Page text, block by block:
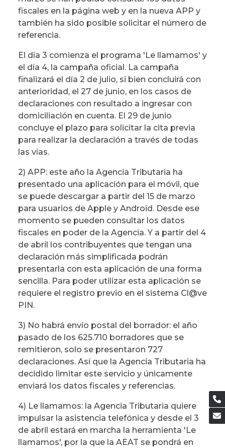
fiscales en la página web y en la nueva APP y
también ha sido posible solicitar el número de
referencia.
El día 3 comienza el programa 'Le llamamos' y
el día 4, la campaña oficial. La campaña
finalizará el día 2 de julio, si bien concluirá con
anterioridad, el 27 de junio, en los casos de
declaraciones con resultado a ingresar con
domiciliación en cuenta. El 29 de junio
concluye el plazo para solicitar la cita previa
para realizar la declaración a través de todas
las vías.
2) APP: este año la Agencia Tributaria ha
presentado una aplicación para el móvil, que
se puede descargar a partir del 15 de marzo
para usuarios de Apple y Android. Desde ese
momento se pueden consultar los datos
fiscales en poder de la Agencia. Y a partir del 4
de abril los contribuyentes que tengan una
declaración más simplificada podrán
presentarla con esta aplicación de una forma
sencilla. Para poder utilizar esta aplicación se
requiere el registro previo en el sistema Cl@ve
PIN.
3) No habrá envío postal del borrador: el año
pasado de los 625.710 borradores que se
remitieron, solo se presentaron 727
declaraciones. Así que la Agencia Tributaria ha
decidido limitar este servicio y únicamente
enviará los datos fiscales y referencias.
4) Le llamamos: la Agencia Tributaria quiere
impulsar la asistencia telefónica y desde el 3
de abril estará en marcha la herramienta 'Le
llamamos', por la que la AEAT se pondrá en